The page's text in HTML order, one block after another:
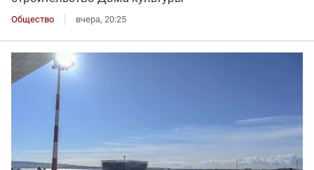
Общество вчера, 20:25